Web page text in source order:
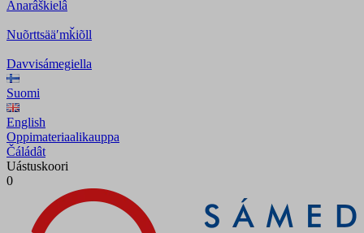
Anarâškielâ
Nuõrttsääʹmǩiõll
Davvisámegiella
Suomi
English
Oppimateriaalikauppa
Čáládât
Uástuskoori
0